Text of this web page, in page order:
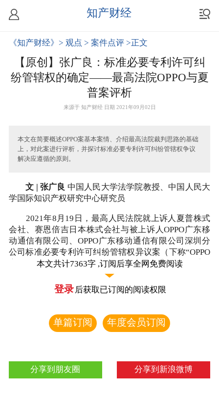
知产财经
《知产财经》 > 观点 > 案件点评 >正文
【原创】张广良：标准必要专利许可纠
纷管辖权的确定——最高法院OPPO与夏
普案评析
来源于 知产财经 日期 2021年09月02日
本文在简要概述OPPO案基本案情、介绍最高法院裁判思路的基础
上，对此案进行评析，并探讨标准必要专利许可纠纷管辖权争议
解决应遵循的原则。
文 | 张广良 中国人民大学法学院教授、中国人民大
学国际知识产权研究中心研究员
2021年8月19日，最高人民法院就上诉人夏普株式
会社、赛恩倍吉日本株式会社与被上诉人OPPO广东移
动通信有限公司、OPPO广东移动通信有限公司深圳分
公司标准必要专利许可纠纷管辖权异议案（下称“OPPO
案”），作出驳回上诉、维持原裁定的终审裁决。【
关链接：最高院在OPPO夏普案终裁明确中国具有SEP全
球费率管辖权（附裁定）】此裁决解决了中国法院对标
必要专利全球许可纠纷管辖权争议的解决提供了新思
路。本文在简要概述OPPO案基本案情、介绍最高法院
一、OPPO案基本案情
本文共计7363字 ,订阅后享全网免费阅读
登录 后获取已订阅的阅读权限
单篇订阅 年度会员订阅
分享到新浪微博
分享到朋友圈